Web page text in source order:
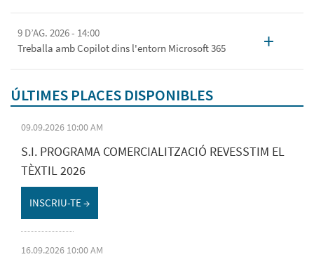
9 D’AG. 2026 - 14:00
Treballa amb Copilot dins l'entorn Microsoft 365
+
ÚLTIMES PLACES DISPONIBLES
09.09.2026 10:00 AM
S.I. PROGRAMA COMERCIALITZACIÓ REVESSTIM EL
TÈXTIL 2026
INSCRIU-TE →
16.09.2026 10:00 AM